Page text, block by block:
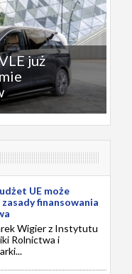
już
UE może
zasady finansowania
Wigier z Instytutu
Rolnictwa i